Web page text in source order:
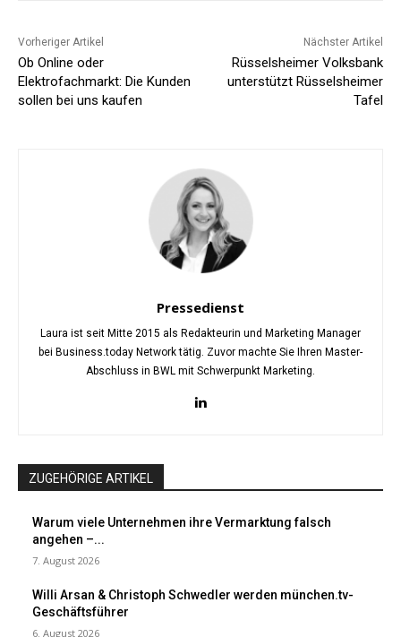
Vorheriger Artikel
Ob Online oder
Elektrofachmarkt: Die Kunden
sollen bei uns kaufen
Nächster Artikel
Rüsselsheimer Volksbank
unterstützt Rüsselsheimer
Tafel
Pressedienst
Laura ist seit Mitte 2015 als Redakteurin und Marketing Manager
bei Business.today Network tätig. Zuvor machte Sie Ihren Master-
Abschluss in BWL mit Schwerpunkt Marketing.
ZUGEHÖRIGE ARTIKEL
Warum viele Unternehmen ihre Vermarktung falsch
angehen –...
7. August 2026
Willi Arsan & Christoph Schwedler werden münchen.tv-
Geschäftsführer
6. August 2026